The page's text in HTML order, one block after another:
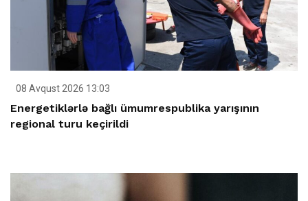
08 Avqust 2026 13:03
Energetiklərlə bağlı ümumrespublika yarışının
regional turu keçirildi